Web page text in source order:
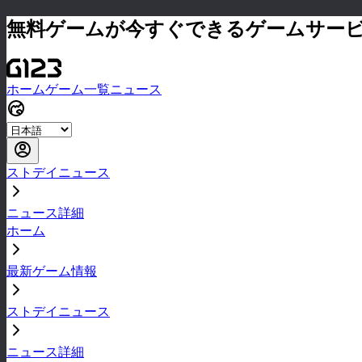
無料ゲームが今すぐできるゲームサー
ホームゲーム一覧ニュース
ストデイニュース
ニュース詳細
ホーム
最新ゲーム情報
ストデイニュース
ニュース詳細